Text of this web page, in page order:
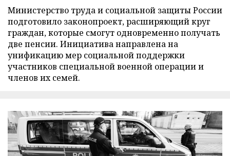
Министерство труда и социальной защиты России
подготовило законопроект, расширяющий круг
граждан, которые смогут одновременно получать
две пенсии. Инициатива направлена на
унификацию мер социальной поддержки
участников специальной военной операции и
членов их семей.